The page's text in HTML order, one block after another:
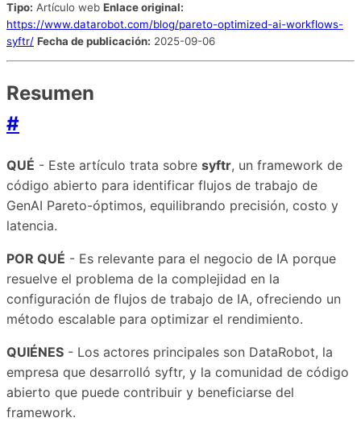
Tipo: Artículo web Enlace original:
https://www.datarobot.com/blog/pareto-optimized-ai-workflows-
syftr/ Fecha de publicación: 2025-09-06
Resumen
#
QUÉ - Este artículo trata sobre syftr, un framework de
código abierto para identificar flujos de trabajo de
GenAI Pareto-óptimos, equilibrando precisión, costo y
latencia.
POR QUÉ - Es relevante para el negocio de IA porque
resuelve el problema de la complejidad en la
configuración de flujos de trabajo de IA, ofreciendo un
método escalable para optimizar el rendimiento.
QUIÉNES - Los actores principales son DataRobot, la
empresa que desarrolló syftr, y la comunidad de código
abierto que puede contribuir y beneficiarse del
framework.